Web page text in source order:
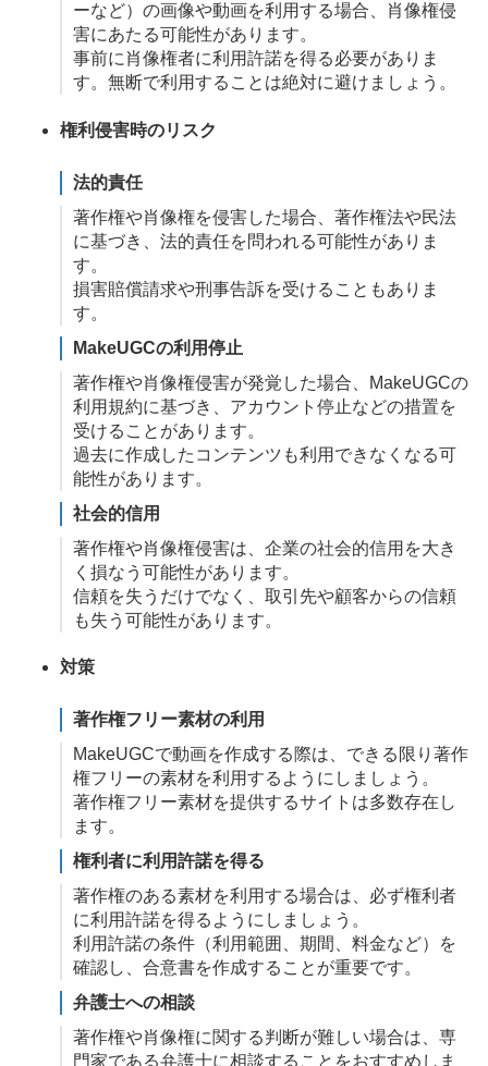
ーなど）の画像や動画を利用する場合、肖像権侵
害にあたる可能性があります。
事前に肖像権者に利用許諾を得る必要がありま
す。無断で利用することは絶対に避けましょう。
権利侵害時のリスク
法的責任
著作権や肖像権を侵害した場合、著作権法や民法
に基づき、法的責任を問われる可能性がありま
す。
損害賠償請求や刑事告訴を受けることもありま
す。
MakeUGCの利用停止
著作権や肖像権侵害が発覚した場合、MakeUGCの
利用規約に基づき、アカウント停止などの措置を
受けることがあります。
過去に作成したコンテンツも利用できなくなる可
能性があります。
社会的信用
著作権や肖像権侵害は、企業の社会的信用を大き
く損なう可能性があります。
信頼を失うだけでなく、取引先や顧客からの信頼
も失う可能性があります。
対策
著作権フリー素材の利用
MakeUGCで動画を作成する際は、できる限り著作
権フリーの素材を利用するようにしましょう。
著作権フリー素材を提供するサイトは多数存在し
ます。
権利者に利用許諾を得る
著作権のある素材を利用する場合は、必ず権利者
に利用許諾を得るようにしましょう。
利用許諾の条件（利用範囲、期間、料金など）を
確認し、合意書を作成することが重要です。
弁護士への相談
著作権や肖像権に関する判断が難しい場合は、専
門家である弁護士に相談することをおすすめしま